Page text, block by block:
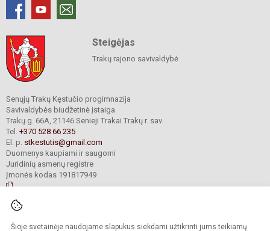
Šioje svetainėje naudojame slapukus siekdami užtikrinti jums teikiamų
Steigėjas
Trakų rajono savivaldybė
Senųjų Trakų Kęstučio progimnazija
Savivaldybės biudžetinė įstaiga
Trakų g. 66A, 21146 Senieji Trakai Trakų r. sav.
Tel. +370 528 66 235
El. p. stkestutis@gmail.com
Duomenys kaupiami ir saugomi
Juridinių asmenų registre
Įmonės kodas 191817949
Kopijuoti turinį be raštiško mokyklos administracijos sutikimo griežtai